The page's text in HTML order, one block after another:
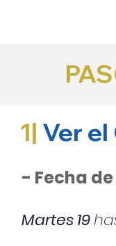
1| Ver
- Fecha
Martes 19